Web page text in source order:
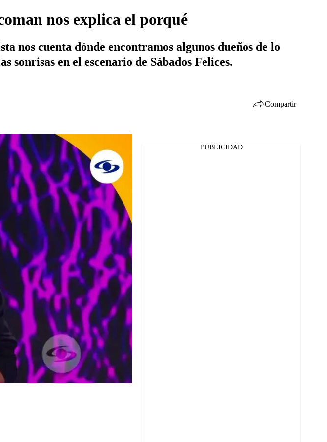
nos explica el porqué
nos cuenta dónde encontramos algunos dueños de lo
sonrisas en el escenario de Sábados Felices.
Compartir
PUBLICIDAD